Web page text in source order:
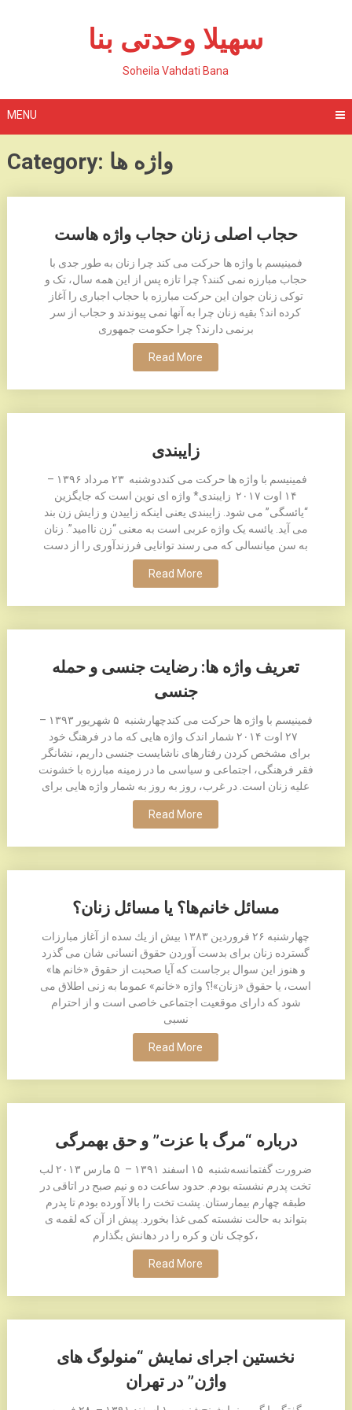
سهیلا وحدتی بنا
Soheila Vahdati Bana
MENU
Category: واژه ها
حجاب اصلی زنان حجاب واژه هاست
فمینیسم با واژه ها حرکت می کند چرا زنان به طور جدی با
حجاب مبارزه نمی کنند؟ چرا تازه پس از این همه سال، تک و
توکی زنان جوان این حرکت مبارزه با حجاب اجباری را آغاز
کرده اند؟ بقیه زنان چرا به آنها نمی پیوندند و حجاب از سر
برنمی دارند؟ چرا حکومت جمهوری
Read More
زایبندی
فمینیسم با واژه ها حرکت می کنددوشنبه ۲٣ مرداد ۱٣۹۶ –
۱۴ اوت ۲۰۱۷ زایبندی* واژه ای نوین است که جایگزین
“یائسگی” می شود. زایبندی یعنی اینکه زاییدن و زایش زن بند
می آید. یائسه یک واژه عربی است به معنی “زن ناامید”. زنان
به سن میانسالی که می رسند توانایی فرزندآوری را از دست
Read More
تعریف واژه ها: رضایت جنسی و حمله
جنسی
فمینیسم با واژه ها حرکت می کندچهارشنبه ۵ شهريور ۱٣۹٣ –
۲۷ اوت ۲۰۱۴ شمار اندک واژه هایی که ما در فرهنگ خود
برای مشخص کردن رفتارهای ناشایست جنسی داریم، نشانگر
فقر فرهنگی، اجتماعی و سیاسی ما در زمینه مبارزه با خشونت
علیه زنان است. در غرب، روز به روز به شمار واژه هایی برای
Read More
مسائل خانم‌ها؟ يا مسائل زنان؟
چهارشنبه ۲۶ فروردين ۱۳۸۳ بيش از يك سده از آغاز مبارزات
گسترده زنان برای بدست آوردن حقوق انسانی شان می گذرد
و هنوز اين سوال برجاست كه آيا صحبت از حقوق «خانم ها»
است، يا حقوق «زنان»!؟ واژه «خانم» عموما به زنی اطلاق می
شود كه دارای موقعيت اجتماعی خاصی است و از احترام
نسبی
Read More
درباره “مرگ با عزت” و حق بهمرگی
ضرورت گفتمانسه‌شنبه ۱۵ اسفند ۱٣۹۱ – ۵ مارس ۲۰۱٣ لب
تخت پدرم نشسته بودم. حدود ساعت ده و نیم صبح در اتاقی در
طبقه چهارم بیمارستان. پشت تخت را بالا آورده بودم تا پدرم
بتواند به حالت نشسته کمی غذا بخورد. پیش از آن که لقمه ی
کوچک نان و کره را در دهانش بگذارم،
Read More
نخستین اجرای نمایش “منولوگ های
واژن” در تهران
navigation